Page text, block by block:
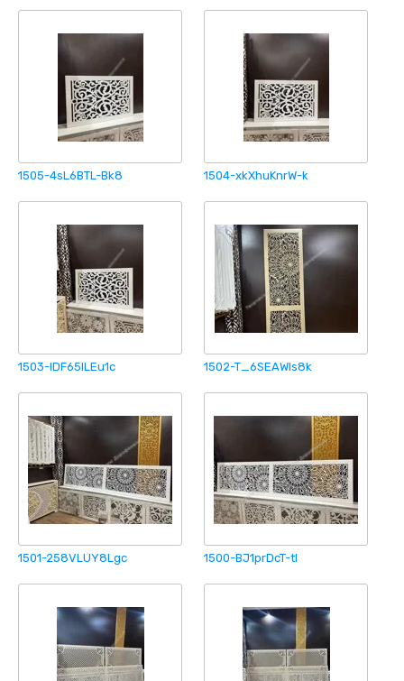
1505-4sL6BTL-Bk8 1504-xkXhuKnrW-k
1503-IDF65ILEu1c 1502-T_6SEAWIs8k
1501-258VLUY8Lgc 1500-BJ1prDcT-tI